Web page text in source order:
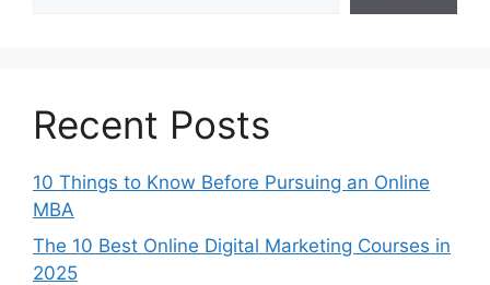
Recent Posts
10 Things to Know Before Pursuing an Online
MBA
The 10 Best Online Digital Marketing Courses in
2025